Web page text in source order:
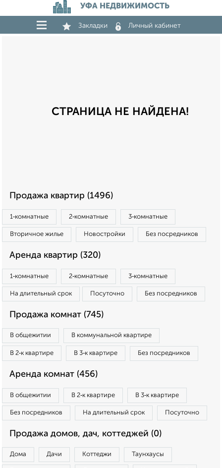
УФА НЕДВИЖИМОСТЬ
Закладки Личный кабинет
СТРАНИЦА НЕ НАЙДЕНА!
Продажа квартир (1496)
1‑комнатные 2‑комнатные 3‑комнатные
Вторичное жилье Новостройки Без посредников
Аренда квартир (320)
1‑комнатные 2‑комнатные 3‑комнатные
На длительный срок Посуточно Без посредников
Продажа комнат (745)
В общежитии В коммунальной квартире
В 2‑к квартире В 3‑к квартире Без посредников
Аренда комнат (456)
В общежитии В 2‑к квартире В 3‑к квартире
Без посредников На длительный срок Посуточно
Продажа домов, дач, коттеджей (0)
Дома Дачи Коттеджи Таунхаусы